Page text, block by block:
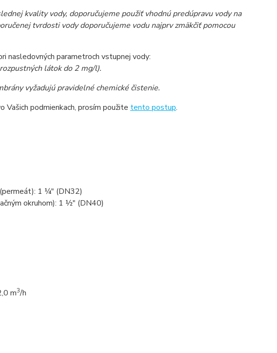
kvality vody, doporučujeme použiť vhodnú predúpravu vody na
tvrdosti vody doporučujeme vodu najprv zmäkčiť pomocou
nasledovných parametroch vstupnej vody:
látok do 2 mg/l).
vyžadujú pravidelné chemické čistenie.
podmienkach, prosím použite tento postup.
1 ¼" (DN32)
okruhom): 1 ½" (DN40)
m3/h